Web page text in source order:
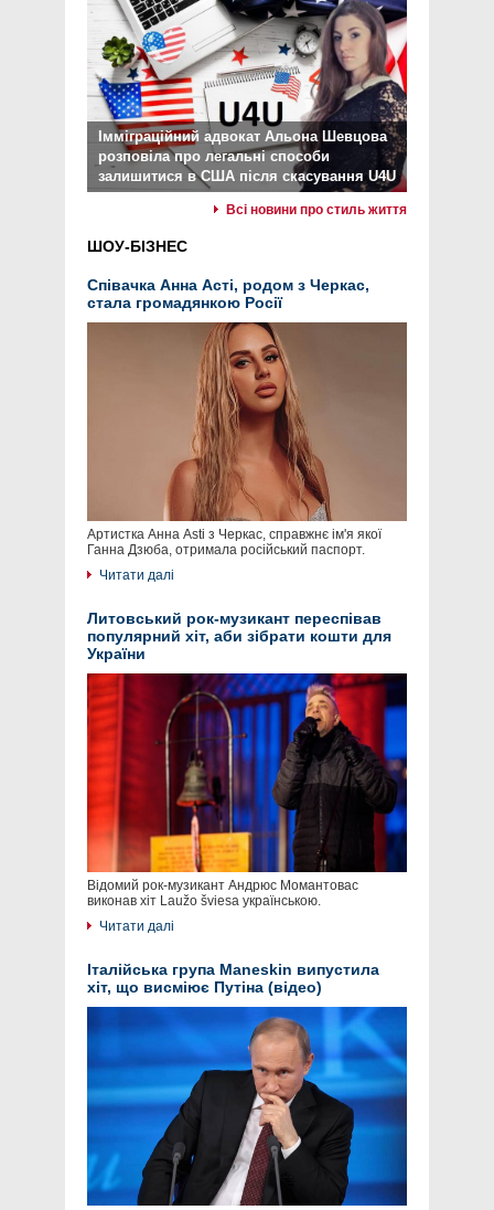
Імміграційний адвокат Альона Шевцова
розповіла про легальні способи
залишитися в США після скасування U4U
Всі новини про стиль життя
ШОУ-БІЗНЕС
Співачка Анна Асті, родом з Черкас,
стала громадянкою Росії
Артистка Анна Asti з Черкас, справжнє ім'я якої
Ганна Дзюба, отримала російський паспорт.
Читати далі
Литовський рок-музикант переспівав
популярний хіт, аби зібрати кошти для
України
Відомий рок-музикант Андрюс Момантовас
виконав хіт Laužo šviesa українською.
Читати далі
Італійська група Maneskin випустила
хіт, що висміює Путіна (відео)